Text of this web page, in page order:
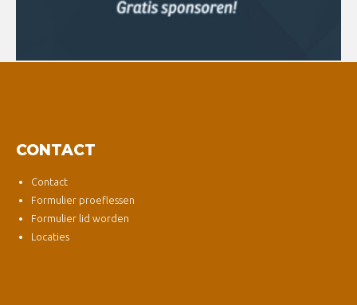
CONTACT
Contact
Formulier proeflessen
Formulier lid worden
Locaties